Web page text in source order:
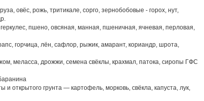
овёс, рожь, тритикале, сорго, зернобобовые - горох, нут,
геркулес, пшено, овсяная, манная, пшеничная, ячневая, перловая,
горчица, лён, сафлор, рыжик, амарант, кориандр, шрота,
меласса, дрожжи, семена свёклы, крахмал, патока, сиропы ГФС
и открытого грунта — картофель, морковь, свёкла, капуста, лук,